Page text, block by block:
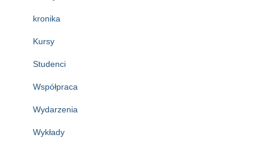
kronika
Kursy
Studenci
Współpraca
Wydarzenia
Wykłady